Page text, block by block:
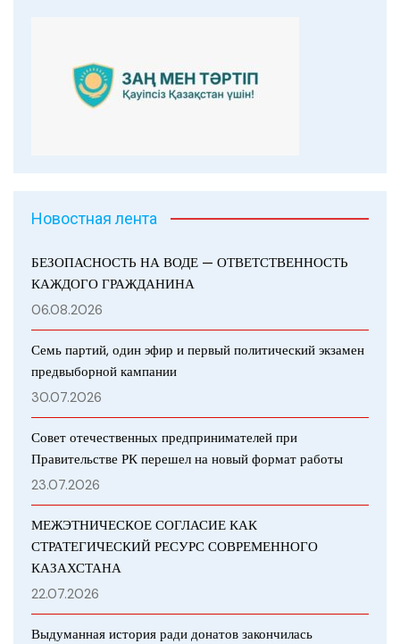
Новостная лента
БЕЗОПАСНОСТЬ НА ВОДЕ — ОТВЕТСТВЕННОСТЬ
КАЖДОГО ГРАЖДАНИНА
06.08.2026
Семь партий, один эфир и первый политический экзамен
предвыборной кампании
30.07.2026
Совет отечественных предпринимателей при
Правительстве РК перешел на новый формат работы
23.07.2026
МЕЖЭТНИЧЕСКОЕ СОГЛАСИЕ КАК
СТРАТЕГИЧЕСКИЙ РЕСУРС СОВРЕМЕННОГО
КАЗАХСТАНА
22.07.2026
Выдуманная история ради донатов закончилась